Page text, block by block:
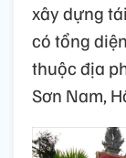
xây dựng
có tổng
thuộc địa
Sơn Nam,